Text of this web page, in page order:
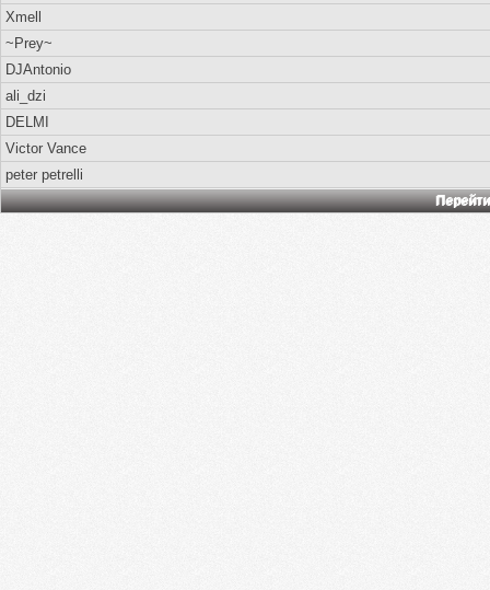
Xmell
~Prey~
DJAntonio
ali_dzi
DELMI
Victor Vance
peter petrelli